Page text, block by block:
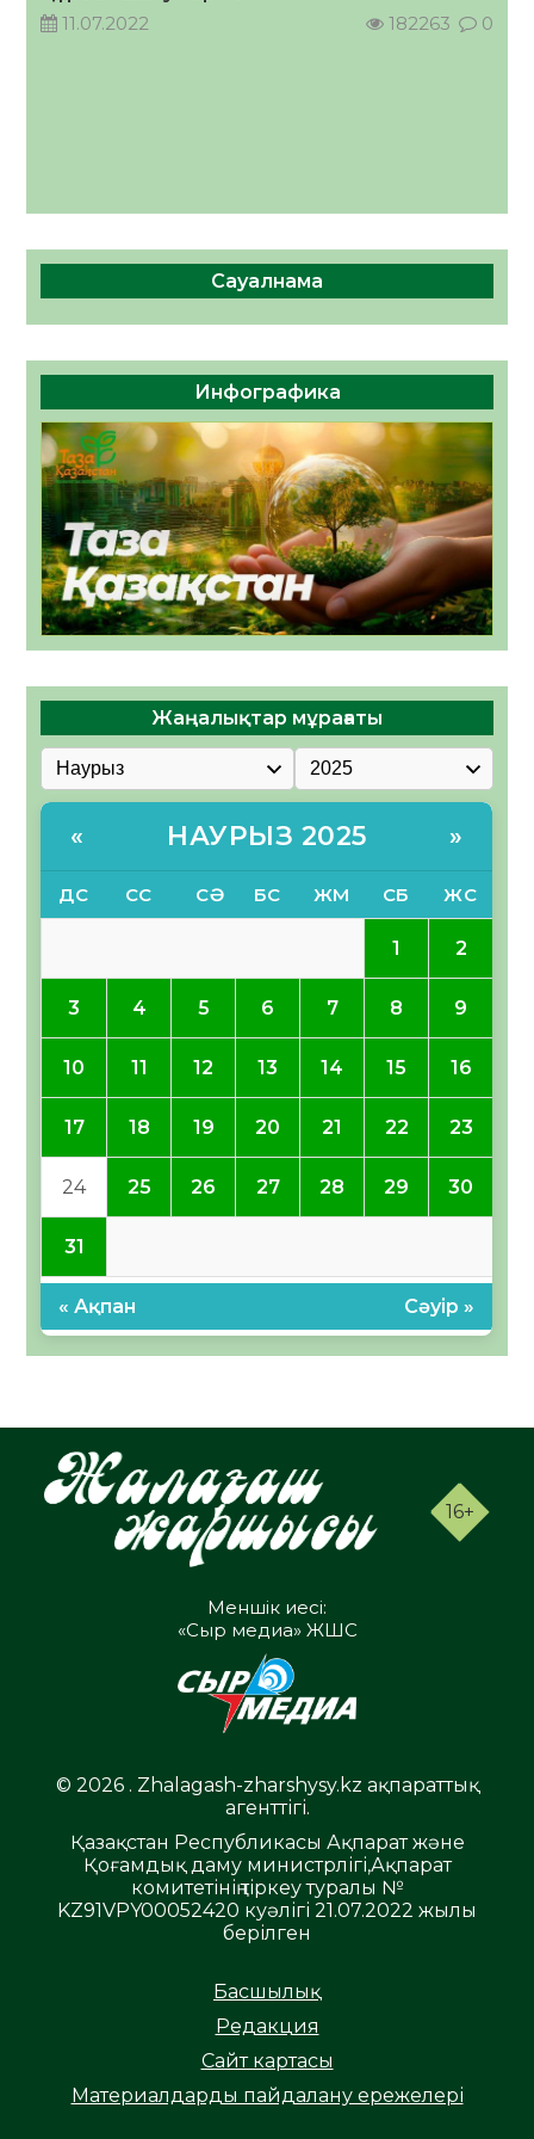
11.07.2022
182263 0
Сауалнама
Инфографика
Жаңалықтар мұрағаты
« НАУРЫЗ 2025 »
ДС СС СӘ БС ЖМ СБ ЖС
1 2
3 4 5 6 7 8 9
10 11 12 13 14 15 16
17 18 19 20 21 22 23
24 25 26 27 28 29 30
31
« Ақпан Сәуір »
16+
Меншік иесі:
«Сыр медиа» ЖШС
© 2026 . Zhalagash-zharshysy.kz ақпараттық
агенттігі.
Қазақстан Республикасы Ақпарат және
Қоғамдық даму министрлігі,Ақпарат
комитетінің тіркеу туралы №
KZ91VPY00052420 куәлігі 21.07.2022 жылы
берілген
Басшылық
Редакция
Сайт картасы
Материалдарды пайдалану ережелері